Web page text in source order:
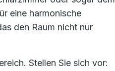
eine harmonische
den Raum nicht nur
Stellen Sie sich vor: